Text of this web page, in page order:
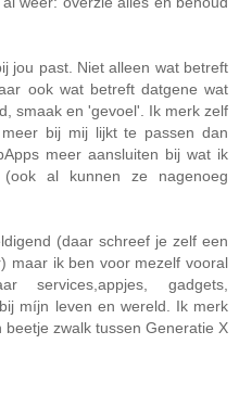
jou past. Niet alleen wat betreft
ook wat betreft datgene wat
smaak en 'gevoel'. Ik merk zelf
bij mij lijkt te passen dan
meer aansluiten bij wat ik
al kunnen ze nagenoeg
(daar schreef je zelf een
maar ik ben voor mezelf vooral
services,appjes, gadgets,
míjn leven en wereld. Ik merk
zwalk tussen Generatie X